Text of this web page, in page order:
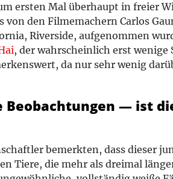
ersten Mal überhaupt in freier
von den Filmemachern Carlos
Riverside, aufgenommen
, der wahrscheinlich erst
da nur sehr wenig
— ist
bemerkten, dass dieser
Tiere, die mehr als dreimal